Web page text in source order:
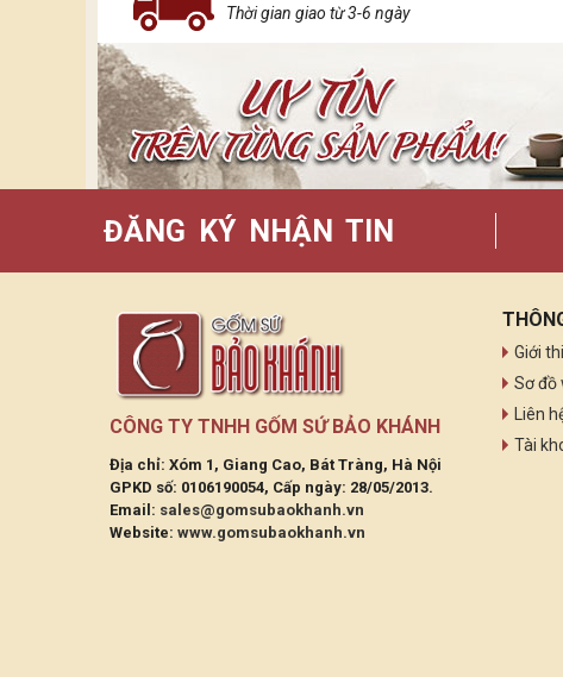
Thời gian giao từ 3-6 ngày
ĐĂNG KÝ NHẬN TIN
CÔNG TY TNHH GỐM SỨ BẢO KHÁNH
Địa chỉ: Xóm 1, Giang Cao, Bát Tràng, Hà Nội
GPKD số: 0106190054, Cấp ngày: 28/05/2013.
Email: sales@gomsubaokhanh.vn
Website: www.gomsubaokhanh.vn
Giới
Sơ đồ
Liên
Tài